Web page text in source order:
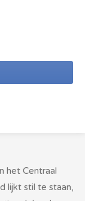
het Centraal
lijkt stil te staan,